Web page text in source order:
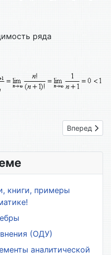
ряда
Следующий:
Вперед
книги, примеры
(ОДУ)
аналитической